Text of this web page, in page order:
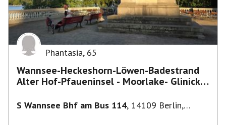
Phantasia, 65
Wannsee-Heckeshorn-Löwen-Badestrand
Alter Hof-Pfaueninsel - Moorlake- Glinicker
S Wannsee Bhf am Bus 114, 14109 Berlin,